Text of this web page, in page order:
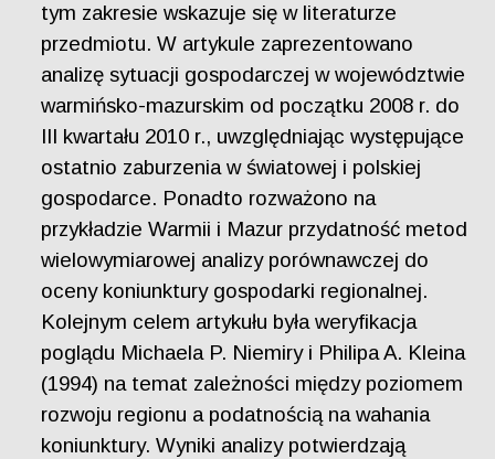
tym zakresie wskazuje się w literaturze
przedmiotu. W artykule zaprezentowano
analizę sytuacji gospodarczej w województwie
warmińsko-mazurskim od początku 2008 r. do
III kwartału 2010 r., uwzględniając występujące
ostatnio zaburzenia w światowej i polskiej
gospodarce. Ponadto rozważono na
przykładzie Warmii i Mazur przydatność metod
wielowymiarowej analizy porównawczej do
oceny koniunktury gospodarki regionalnej.
Kolejnym celem artykułu była weryfikacja
poglądu Michaela P. Niemiry i Philipa A. Kleina
(1994) na temat zależności między poziomem
rozwoju regionu a podatnością na wahania
koniunktury. Wyniki analizy potwierdzają